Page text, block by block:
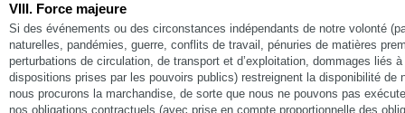
VIII. Force majeure
Si des événements ou des circonstances indépendants de notre volonté
naturelles, pandémies, guerre, conflits de travail, pénuries de matières
perturbations de circulation, de transport et d’exploitation, dommages liés
dispositions prises par les pouvoirs publics) restreignent la disponibilité de
nous procurons la marchandise, de sorte que nous ne pouvons pas
nos obligations contractuels (avec prise en compte proportionnelle des